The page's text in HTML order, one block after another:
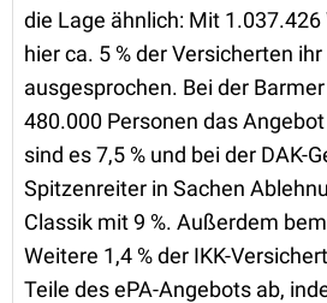
die Lage ähnlich: Mit
hier ca. 5 % der Versicherten ihr
ausgesprochen. Bei der
480.000 Personen das
sind es 7,5 % und bei der DAK-
Spitzenreiter in Sachen
Classik mit 9 %. Außerdem
Weitere 1,4 % der IKK-
Teile des ePA-Angebots ab,